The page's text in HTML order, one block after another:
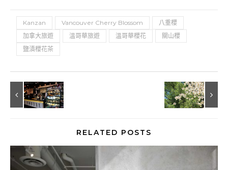
Kanzan Vancouver Cherry Blossom
八重櫻
加拿大旅遊
溫哥華旅遊 溫哥華櫻花
關山櫻
鹽漬櫻花茶
RELATED POSTS